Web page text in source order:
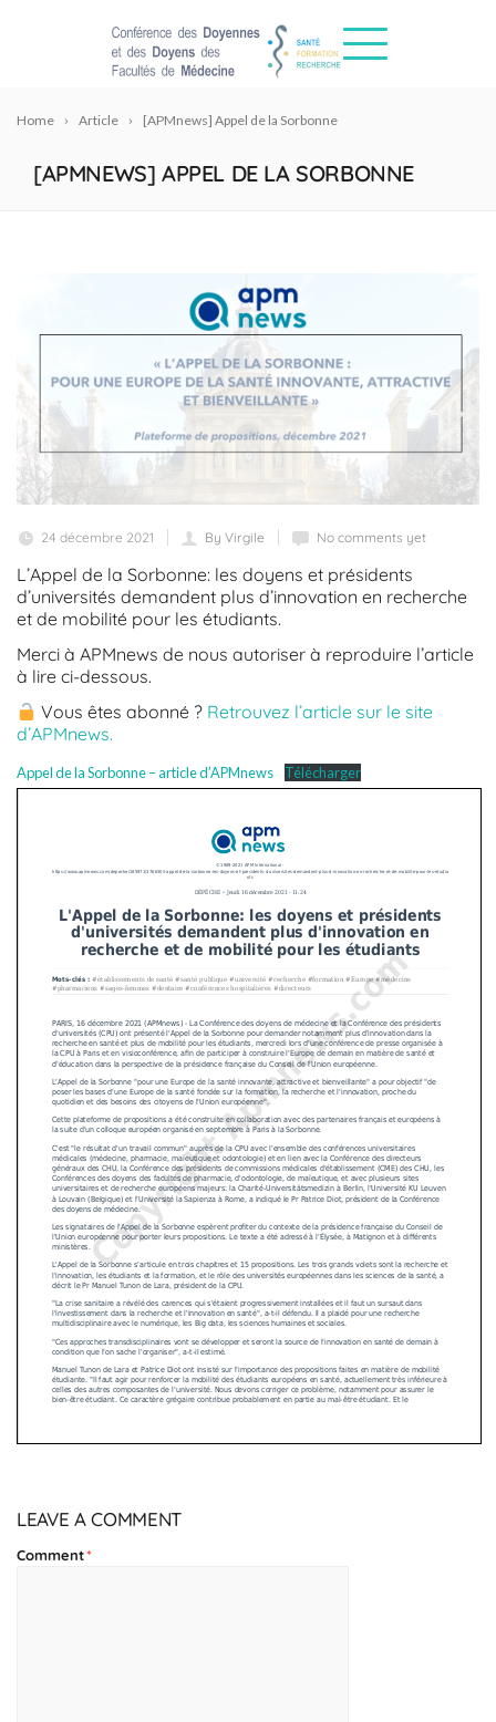
Home Article [APMnews] Appel de la Sorbonne
[APMNEWS] APPEL DE LA SORBONNE
24 décembre 2021 By Virgile No comments yet
L’Appel de la Sorbonne: les doyens et présidents
d’universités demandent plus d’innovation en recherche
et de mobilité pour les étudiants.
Merci à APMnews de nous autoriser à reproduire l’article
à lire ci-dessous.
Vous êtes abonné ? Retrouvez l’article sur le site
d’APMnews.
Appel de la Sorbonne – article d’APMnews Télécharger
LEAVE A COMMENT
Comment*